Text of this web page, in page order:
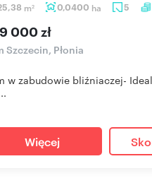
m2 0,0400 ha 5
000 zł
Szczecin, Płonia
w zabudowie bliźniaczej-
Więcej